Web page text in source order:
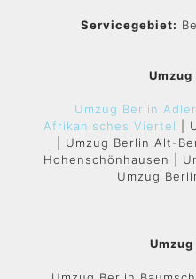
Servicegebiet:
Umzug Berlin
Afrikanisches Viertel
|
| Umzug Berlin Alt-
Hohenschönhausen |
Umzug